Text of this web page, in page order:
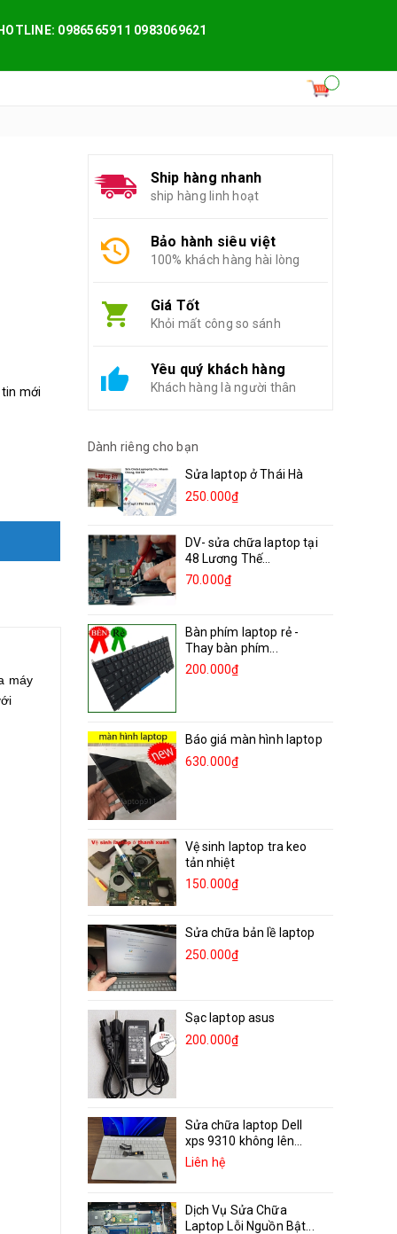
HOTLINE: 0986565911 0983069621
mới
máy
Ship hàng nhanh
ship hàng linh hoạt
Bảo hành siêu việt
100% khách hàng hài lòng
Giá Tốt
Khỏi mất công so sánh
Yêu quý khách hàng
Khách hàng là người thân
Dành riêng cho bạn
Sửa laptop ở Thái Hà
250.000₫
DV- sửa chữa laptop tại
48 Lương Thế...
70.000₫
Bàn phím laptop rẻ -
Thay bàn phím...
200.000₫
Báo giá màn hình laptop
630.000₫
Vệ sinh laptop tra keo
tản nhiệt
150.000₫
Sửa chữa bản lề laptop
250.000₫
Sạc laptop asus
200.000₫
Sửa chữa laptop Dell
xps 9310 không lên...
Liên hệ
Dịch Vụ Sửa Chữa
Laptop Lỗi Nguồn Bật...